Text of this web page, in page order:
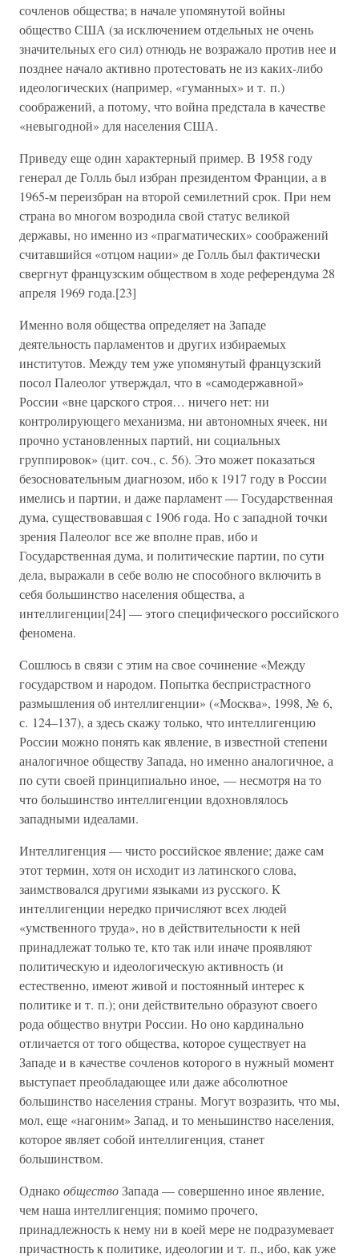
сочленов общества; в начале упомянутой войны
общество США (за исключением отдельных не очень
значительных его сил) отнюдь не возражало против нее и
позднее начало активно протестовать не из каких-либо
идеологических (например, «гуманных» и т. п.)
соображений, а потому, что война предстала в качестве
«невыгодной» для населения США.
Приведу еще один характерный пример. В 1958 году
генерал де Голль был избран президентом Франции, а в
1965-м переизбран на второй семилетний срок. При нем
страна во многом возродила свой статус великой
державы, но именно из «прагматических» соображений
считавшийся «отцом нации» де Голль был фактически
свергнут французским обществом в ходе референдума 28
апреля 1969 года.[23]
Именно воля общества определяет на Западе
деятельность парламентов и других избираемых
институтов. Между тем уже упомянутый французский
посол Палеолог утверждал, что в «самодержавной»
России «вне царского строя… ничего нет: ни
контролирующего механизма, ни автономных ячеек, ни
прочно установленных партий, ни социальных
группировок» (цит. соч., с. 56). Это может показаться
безосновательным диагнозом, ибо к 1917 году в России
имелись и партии, и даже парламент — Государственная
дума, существовавшая с 1906 года. Но с западной точки
зрения Палеолог все же вполне прав, ибо и
Государственная дума, и политические партии, по сути
дела, выражали в себе волю не способного включить в
себя большинство населения общества, а
интеллигенции[24] — этого специфического российского
феномена.
Сошлюсь в связи с этим на свое сочинение «Между
государством и народом. Попытка беспристрастного
размышления об интеллигенции» («Москва», 1998, № 6,
с. 124–137), а здесь скажу только, что интеллигенцию
России можно понять как явление, в известной степени
аналогичное обществу Запада, но именно аналогичное, а
по сути своей принципиально иное, — несмотря на то
что большинство интеллигенции вдохновлялось
западными идеалами.
Интеллигенция — чисто российское явление; даже сам
этот термин, хотя он исходит из латинского слова,
заимствовался другими языками из русского. К
интеллигенции нередко причисляют всех людей
«умственного труда», но в действительности к ней
принадлежат только те, кто так или иначе проявляют
политическую и идеологическую активность (и
естественно, имеют живой и постоянный интерес к
политике и т. п.); они действительно образуют своего
рода общество внутри России. Но оно кардинально
отличается от того общества, которое существует на
Западе и в качестве сочленов которого в нужный момент
выступает преобладающее или даже абсолютное
большинство населения страны. Могут возразить, что мы,
мол, еще «нагоним» Запад, и то меньшинство населения,
которое являет собой интеллигенция, станет
большинством.
ОднакообществоЗапада — совершенно иное явление,
чем наша интеллигенция; помимо прочего,
принадлежность к нему ни в коей мере не подразумевает
причастность к политике, идеологии и т. п., ибо, как уже